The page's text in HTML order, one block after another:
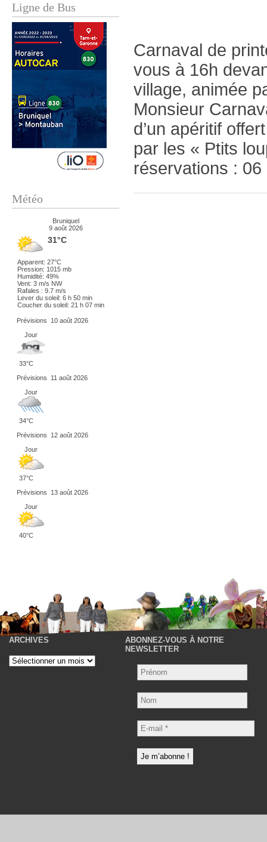
Ligne de Bus
Météo
Bruniquel
9 août 2026
31°C
Apparent: 27°C
Pression: 1015 mb
Humidité: 49%
Vent: 3 m/s NW
Rafales : 9.7 m/s
Lever du soleil: 6 h 50 min
Coucher du soleil: 21 h 07 min
Prévisions
10 août 2026
Jour
33°C
Prévisions
11 août 2026
Jour
34°C
Prévisions
12 août 2026
Jour
37°C
Prévisions
13 août 2026
Jour
40°C
Carnaval de
vous à 16h
village, animée
Monsieur
d’un apéritif
par les « Ptits
réservations :
ARCHIVES
Archives
ABONNEZ-VOUS À NOTRE
NEWSLETTER
Nom
E-
mail
*